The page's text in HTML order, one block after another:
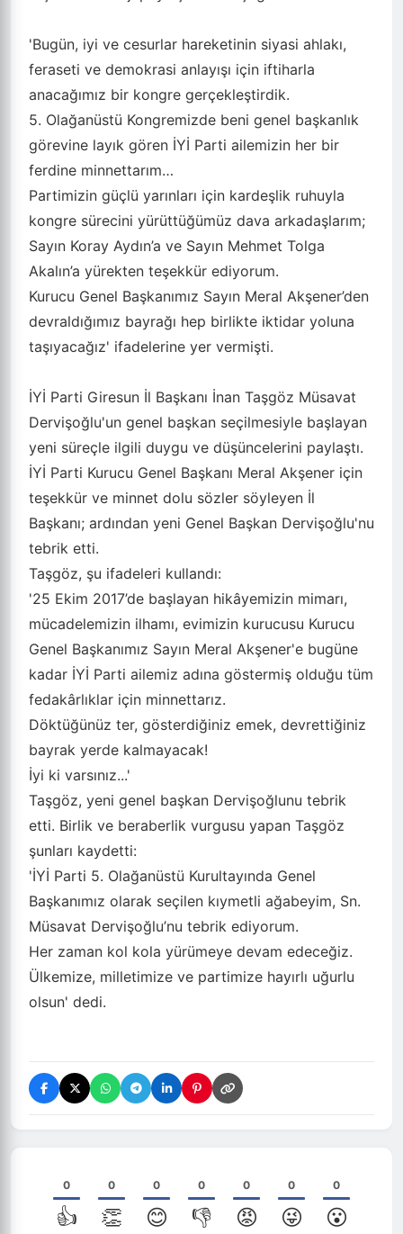
'Bugün, iyi ve cesurlar hareketinin siyasi ahlakı,
feraseti ve demokrasi anlayışı için iftiharla
anacağımız bir kongre gerçekleştirdik.
5. Olağanüstü Kongremizde beni genel başkanlık
görevine layık gören İYİ Parti ailemizin her bir
ferdine minnettarım…
Partimizin güçlü yarınları için kardeşlik ruhuyla
kongre sürecini yürüttüğümüz dava arkadaşlarım;
Sayın Koray Aydın’a ve Sayın Mehmet Tolga
Akalın’a yürekten teşekkür ediyorum.
Kurucu Genel Başkanımız Sayın Meral Akşener’den
devraldığımız bayrağı hep birlikte iktidar yoluna
taşıyacağız' ifadelerine yer vermişti.
İYİ Parti Giresun İl Başkanı İnan Taşgöz Müsavat
Dervişoğlu'un genel başkan seçilmesiyle başlayan
yeni süreçle ilgili duygu ve düşüncelerini paylaştı.
İYİ Parti Kurucu Genel Başkanı Meral Akşener için
teşekkür ve minnet dolu sözler söyleyen İl
Başkanı; ardından yeni Genel Başkan Dervişoğlu'nu
tebrik etti.
Taşgöz, şu ifadeleri kullandı:
'25 Ekim 2017’de başlayan hikâyemizin mimarı,
mücadelemizin ilhamı, evimizin kurucusu Kurucu
Genel Başkanımız Sayın Meral Akşener'e bugüne
kadar İYİ Parti ailemiz adına göstermiş olduğu tüm
fedakârlıklar için minnettarız.
Döktüğünüz ter, gösterdiğiniz emek, devrettiğiniz
bayrak yerde kalmayacak!
İyi ki varsınız...'
Taşgöz, yeni genel başkan Dervişoğlunu tebrik
etti. Birlik ve beraberlik vurgusu yapan Taşgöz
şunları kaydetti:
'İYİ Parti 5. Olağanüstü Kurultayında Genel
Başkanımız olarak seçilen kıymetli ağabeyim, Sn.
Müsavat Dervişoğlu’nu tebrik ediyorum.
Her zaman kol kola yürümeye devam edeceğiz.
Ülkemize, milletimize ve partimize hayırlı uğurlu
olsun' dedi.
0
👍
0
👏
0
😊
0
👎
0
😡
0
😜
0
😮